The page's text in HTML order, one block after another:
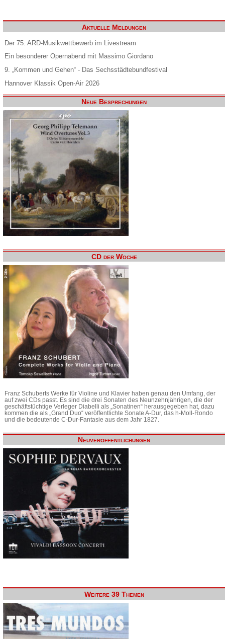
Aktuelle Meldungen
Der 75. ARD-Musikwettbewerb im Livestream
Ein besonderer Opernabend mit Massimo Giordano
9. „Kommen und Gehen“ - Das Sechsstädtebundfestival
Hannover Klassik Open-Air 2026
Neue Besprechungen
CD der Woche
Franz Schuberts Werke für Violine und Klavier haben genau den Umfang, der
auf zwei CDs passt. Es sind die drei Sonaten des Neunzehnjährigen, die der
geschäftstüchtige Verleger Diabelli als „Sonatinen“ herausgegeben hat, dazu
kommen die als „Grand Duo“ veröffentlichte Sonate A-Dur, das h-Moll-Rondo
und die bedeutende C-Dur-Fantasie aus dem Jahr 1827.
Neuveröffentlichungen
Weitere 39 Themen